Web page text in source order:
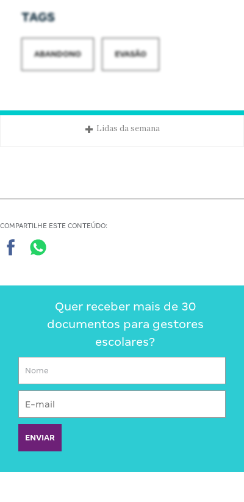
TAGS
ABANDONO EVASÃO
Lidas da semana
COMPARTILHE ESTE CONTEÚDO:
Quer receber mais de 30
documentos para gestores
escolares?
ENVIAR